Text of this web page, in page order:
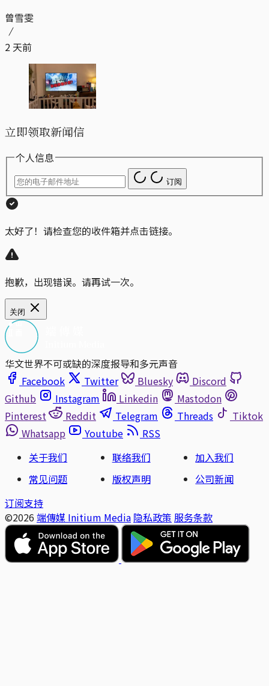
曾雪雯
2 天前
立即领取新闻信
个人信息
订阅
太好了！请检查您的收件箱并点击链接。
抱歉，出现错误。请再试一次。
关闭
华文世界不可或缺的深度报导和多元声音
Facebook
Twitter Bluesky
Discord
Github
Instagram Linkedin
Mastodon
Pinterest
Reddit Telegram Threads
Tiktok
Whatsapp
Youtube
RSS
关于我们
联络我们
加入我们
常见问题
版权声明
公司新闻
订阅支持
©2026 端傳媒 Initium Media 隐私政策 服务条款